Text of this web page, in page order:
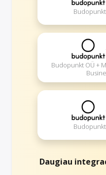
Budopunkt OÜ +
Daugiau